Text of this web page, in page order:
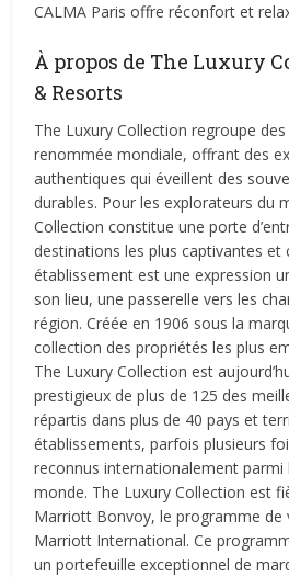
CALMA Paris offre réconfort et
À propos de The Luxury
& Resorts
The Luxury Collection regroupe
renommée mondiale, offrant des
authentiques qui éveillent des
durables. Pour les explorateurs du
Collection constitue une porte
destinations les plus captivantes et
établissement est une expression
son lieu, une passerelle vers les
région. Créée en 1906 sous la
collection des propriétés les plus
The Luxury Collection est
prestigieux de plus de 125 des
répartis dans plus de 40 pays et
établissements, parfois plusieurs
reconnus internationalement parmi
monde. The Luxury Collection est
Marriott Bonvoy, le programme de
Marriott International. Ce
un portefeuille exceptionnel de